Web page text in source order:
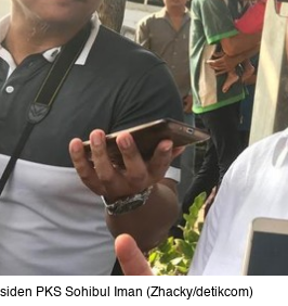
PKS Sohibul Iman (Zhacky/detikcom)